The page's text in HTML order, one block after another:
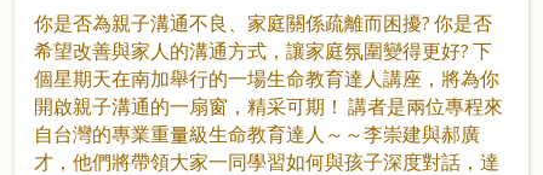
你是否為親子溝通不良、家庭關係疏離而困擾? 你是否
希望改善與家人的溝通方式，讓家庭氛圍變得更好? 下
個星期天在南加舉行的一場生命教育達人講座，將為你
開啟親子溝通的一扇窗，精采可期！ 講者是兩位專程來
自台灣的專業重量級生命教育達人～～李崇建與郝廣
才，他們將帶領大家一同學習如何與孩子深度對話，達